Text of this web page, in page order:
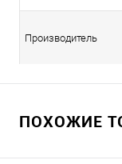
Производитель
ПОХОЖИЕ